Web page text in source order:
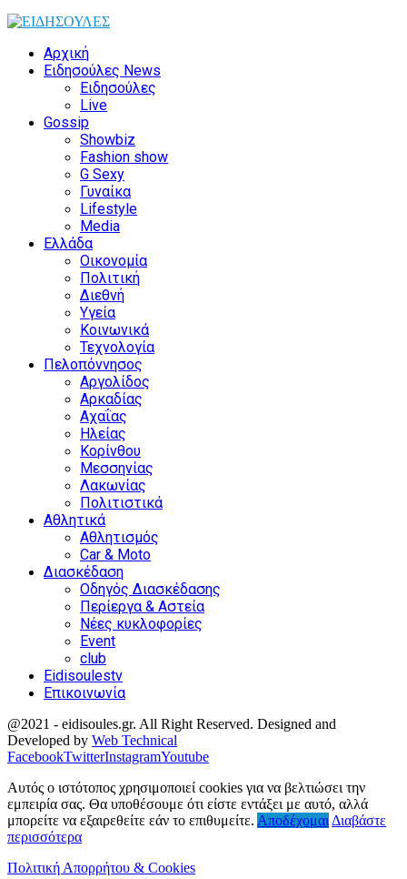
Αρχική
Ειδησούλες News
Ειδησούλες
Live
Gossip
Showbiz
Fashion show
G Sexy
Γυναίκα
Lifestyle
Media
Ελλάδα
Οικονομία
Πολιτική
Διεθνή
Υγεία
Κοινωνικά
Τεχνολογία
Πελοπόννησος
Αργολίδος
Αρκαδίας
Αχαΐας
Ηλείας
Κορίνθου
Μεσσηνίας
Λακωνίας
Πολιτιστικά
Αθλητικά
Αθλητισμός
Car & Moto
Διασκέδαση
Οδηγός Διασκέδασης
Περίεργα & Αστεία
Νέες κυκλοφορίες
Event
club
Eidisoulestv
Επικοινωνία
@2021 - eidisoules.gr. All Right Reserved. Designed and
Developed by Web Technical
FacebookTwitterInstagramYoutube
Αυτός ο ιστότοπος χρησιμοποιεί cookies για να βελτιώσει την
εμπειρία σας. Θα υποθέσουμε ότι είστε εντάξει με αυτό, αλλά
μπορείτε να εξαιρεθείτε εάν το επιθυμείτε. Αποδέχομαι Διαβάστε
περισσότερα
Πολιτική Απορρήτου & Cookies